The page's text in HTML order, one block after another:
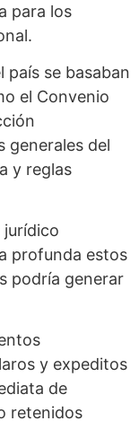
para los
país se basaban
el Convenio
generales del
y reglas
jurídico
profunda estos
podría generar
y expeditos
de
retenidos